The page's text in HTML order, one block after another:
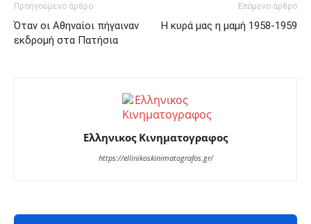
Προηγούμενο άρθρο
Όταν οι Αθηναίοι πήγαιναν
εκδρομή στα Πατήσια
Επόμενο άρθρο
Η κυρά μας η μαμή 1958-1959
Ελληνικος Κινηματογραφος
https://ellinikoskinimatografos.gr/